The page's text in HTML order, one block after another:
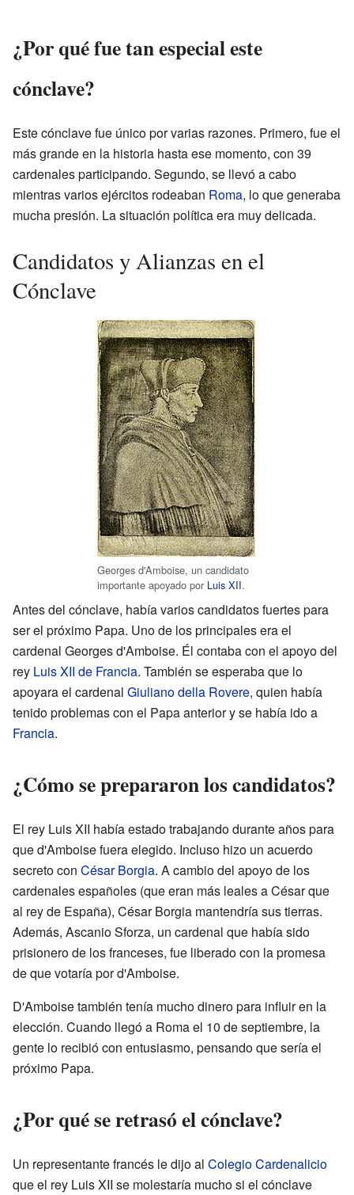
¿Por qué fue tan especial este
cónclave?
Este cónclave fue único por varias razones. Primero, fue el
más grande en la historia hasta ese momento, con 39
cardenales participando. Segundo, se llevó a cabo
mientras varios ejércitos rodeaban Roma, lo que generaba
mucha presión. La situación política era muy delicada.
Candidatos y Alianzas en el
Cónclave
Georges d'Amboise, un candidato
importante apoyado por Luis XII.
Antes del cónclave, había varios candidatos fuertes para
ser el próximo Papa. Uno de los principales era el
cardenal Georges d'Amboise. Él contaba con el apoyo del
rey Luis XII de Francia. También se esperaba que lo
apoyara el cardenal Giuliano della Rovere, quien había
tenido problemas con el Papa anterior y se había ido a
Francia.
¿Cómo se prepararon los candidatos?
El rey Luis XII había estado trabajando durante años para
que d'Amboise fuera elegido. Incluso hizo un acuerdo
secreto con César Borgia. A cambio del apoyo de los
cardenales españoles (que eran más leales a César que
al rey de España), César Borgia mantendría sus tierras.
Además, Ascanio Sforza, un cardenal que había sido
prisionero de los franceses, fue liberado con la promesa
de que votaría por d'Amboise.
D'Amboise también tenía mucho dinero para influir en la
elección. Cuando llegó a Roma el 10 de septiembre, la
gente lo recibió con entusiasmo, pensando que sería el
próximo Papa.
¿Por qué se retrasó el cónclave?
Un representante francés le dijo al Colegio Cardenalicio
que el rey Luis XII se molestaría mucho si el cónclave